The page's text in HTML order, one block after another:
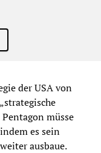
der USA von
müsse
es sein
ausbaue.